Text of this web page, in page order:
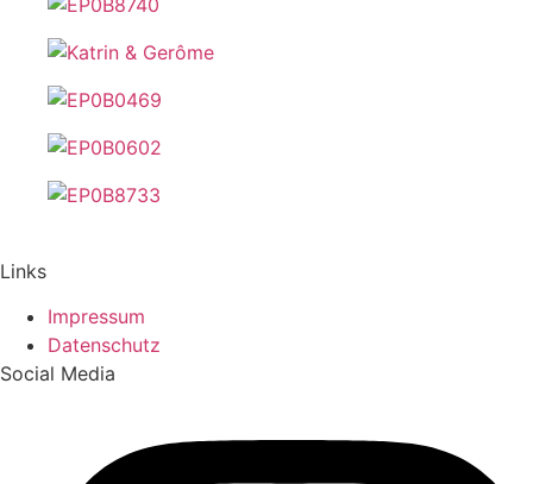
Links
Impressum
Datenschutz
Social Media